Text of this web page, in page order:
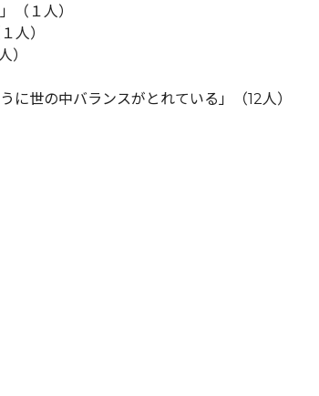
（１人）
人）
）
に世の中バランスがとれている」（12人）